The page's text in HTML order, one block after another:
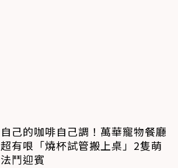
自己的咖啡自己調！萬華寵物餐廳
超有哏「燒杯試管搬上桌」2隻萌
法鬥迎賓